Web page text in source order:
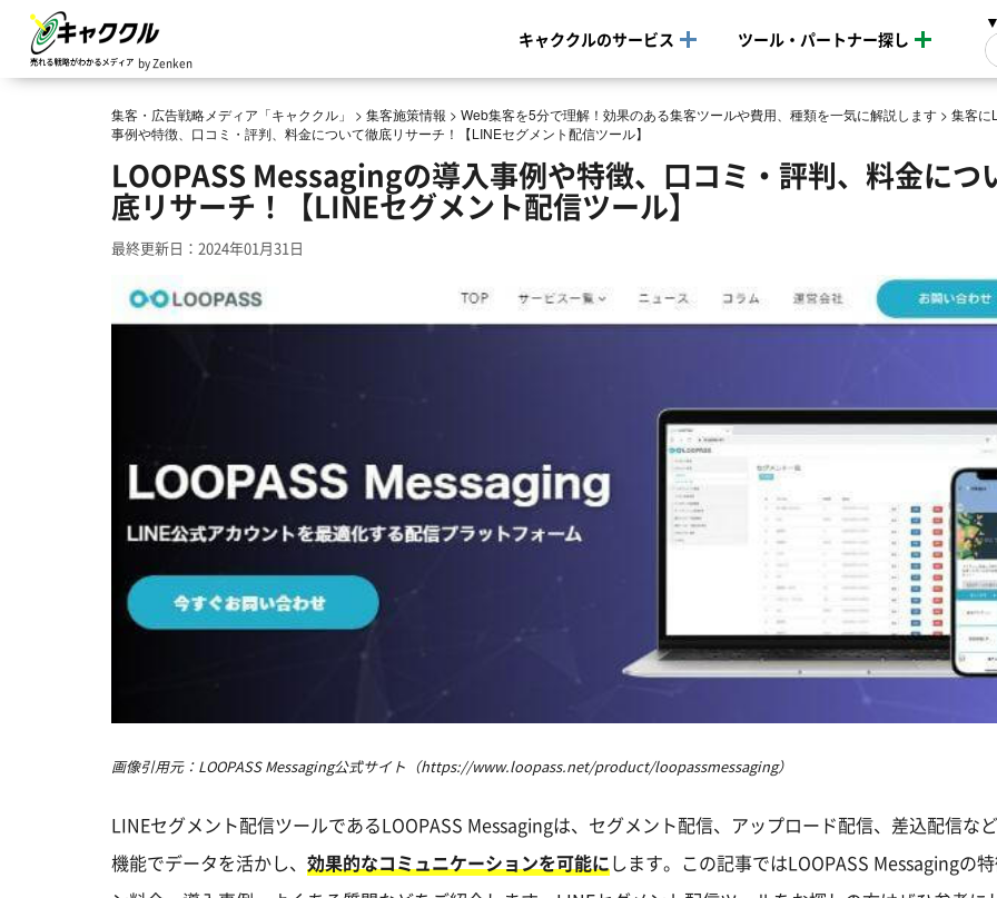
by Zenken
キャククルのサービス ツール・パートナー探し
集客・広告戦略メディア「キャククル」 > 集客施策情報 > Web集客を5分で理解！効果のある集客ツールや費用、種類を一気に解説します > 集客に
事例や特徴、口コミ・評判、料金について徹底リサーチ！【LINEセグメント配信ツール】
LOOPASS Messagingの導入事例や特徴、口コミ・評判、料金につ
底リサーチ！【LINEセグメント配信ツール】
最終更新日：2024年01月31日
画像引用元：LOOPASS Messaging公式サイト（https://www.loopass.net/product/loopassmessaging）
LINEセグメント配信ツールであるLOOPASS Messagingは、セグメント配信、アップロード配信、差込配信な
機能でデータを活かし、 効果的なコミュニケーションを可能にします。この記事ではLOOPASS Messagingの